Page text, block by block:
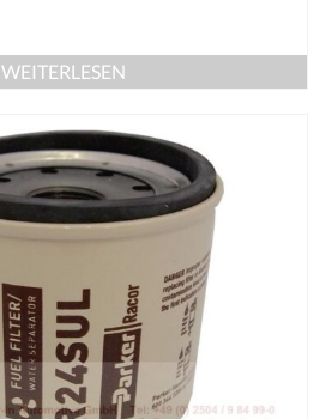
WEITERLESEN